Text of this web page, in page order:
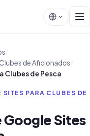
/
de Aficionados/
Clubes de Pesca
PARA CLUBES DE
Google Sites